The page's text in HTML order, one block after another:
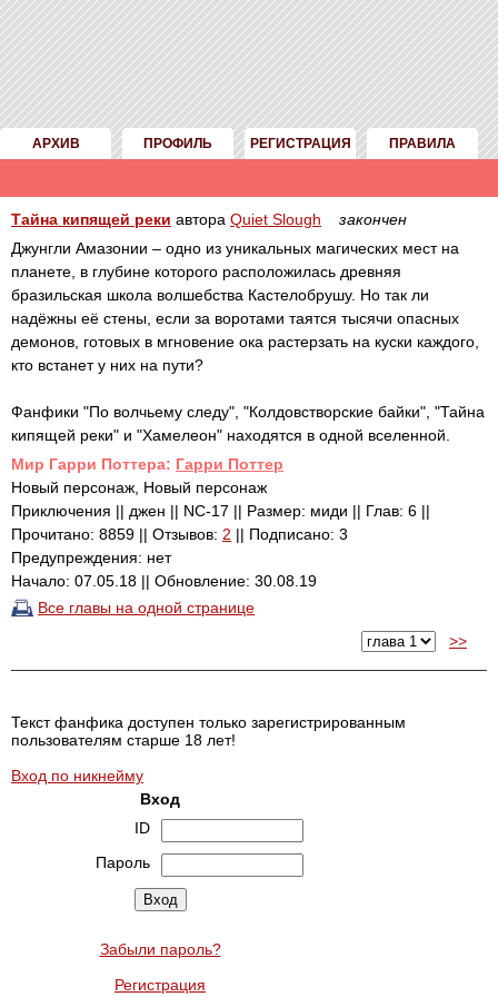
АРХИВ ПРОФИЛЬ РЕГИСТРАЦИЯ ПРАВИЛА
Тайна кипящей реки автора Quiet Slough
закончен
Джунгли Амазонии – одно из уникальных магических мест на
планете, в глубине которого расположилась древняя
бразильская школа волшебства Кастелобрушу. Но так ли
надёжны её стены, если за воротами таятся тысячи опасных
демонов, готовых в мгновение ока растерзать на куски каждого,
кто встанет у них на пути?
Фанфики "По волчьему следу", "Колдовстворские байки", "Тайна
кипящей реки" и "Хамелеон" находятся в одной вселенной.
Mир Гарри Поттера: Гарри Поттер
Новый персонаж, Новый персонаж
Приключения || джен || NC-17 || Размер: миди || Глав: 6 ||
Прочитано: 8859 || Отзывов: 2 || Подписано: 3
Предупреждения: нет
Начало: 07.05.18 || Обновление: 30.08.19
Все главы на одной странице
>>
Текст фанфика доступен только зарегистрированным
пользователям старше 18 лет!
Вход по никнейму
Вход
ID
Пароль
Забыли пароль?
Регистрация